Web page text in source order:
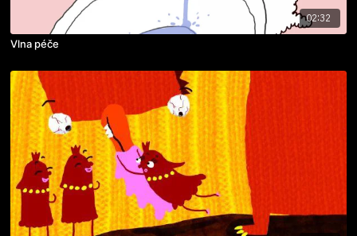
02:32
Vlna péče